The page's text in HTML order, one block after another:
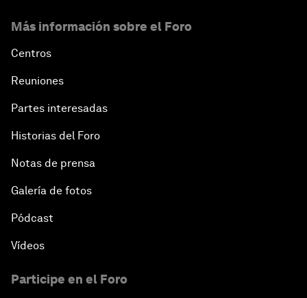
Más información sobre el Foro
Centros
Reuniones
Partes interesadas
Historias del Foro
Notas de prensa
Galería de fotos
Pódcast
Vídeos
Participe en el Foro